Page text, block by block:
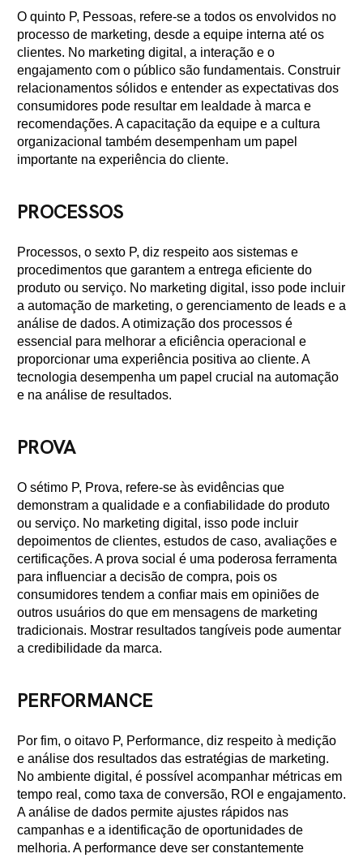
O quinto P, Pessoas, refere-se a todos os envolvidos no
processo de marketing, desde a equipe interna até os
clientes. No marketing digital, a interação e o
engajamento com o público são fundamentais. Construir
relacionamentos sólidos e entender as expectativas dos
consumidores pode resultar em lealdade à marca e
recomendações. A capacitação da equipe e a cultura
organizacional também desempenham um papel
importante na experiência do cliente.
PROCESSOS
Processos, o sexto P, diz respeito aos sistemas e
procedimentos que garantem a entrega eficiente do
produto ou serviço. No marketing digital, isso pode incluir
a automação de marketing, o gerenciamento de leads e a
análise de dados. A otimização dos processos é
essencial para melhorar a eficiência operacional e
proporcionar uma experiência positiva ao cliente. A
tecnologia desempenha um papel crucial na automação
e na análise de resultados.
PROVA
O sétimo P, Prova, refere-se às evidências que
demonstram a qualidade e a confiabilidade do produto
ou serviço. No marketing digital, isso pode incluir
depoimentos de clientes, estudos de caso, avaliações e
certificações. A prova social é uma poderosa ferramenta
para influenciar a decisão de compra, pois os
consumidores tendem a confiar mais em opiniões de
outros usuários do que em mensagens de marketing
tradicionais. Mostrar resultados tangíveis pode aumentar
a credibilidade da marca.
PERFORMANCE
Por fim, o oitavo P, Performance, diz respeito à medição
e análise dos resultados das estratégias de marketing.
No ambiente digital, é possível acompanhar métricas em
tempo real, como taxa de conversão, ROI e engajamento.
A análise de dados permite ajustes rápidos nas
campanhas e a identificação de oportunidades de
melhoria. A performance deve ser constantemente